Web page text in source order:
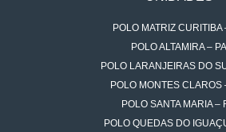
POLO MATRIZ CURITIBA
POLO ALTAMIRA – PA
POLO LARANJEIRAS DO
POLO MONTES CLAROS
POLO SANTA MARIA –
POLO QUEDAS DO